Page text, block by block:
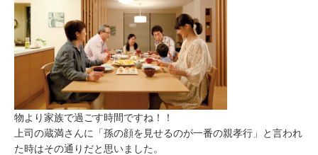
物より家族で過ごす時間ですね！！
上司の蔵満さんに「孫の顔を見せるのが一番の親孝行」と言われ
た時はその通りだと思いました。